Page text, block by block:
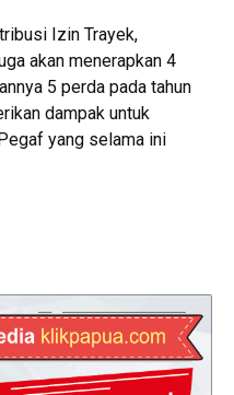
Izin Trayek,
akan menerapkan 4
5 perda pada tahun
dampak untuk
yang selama ini